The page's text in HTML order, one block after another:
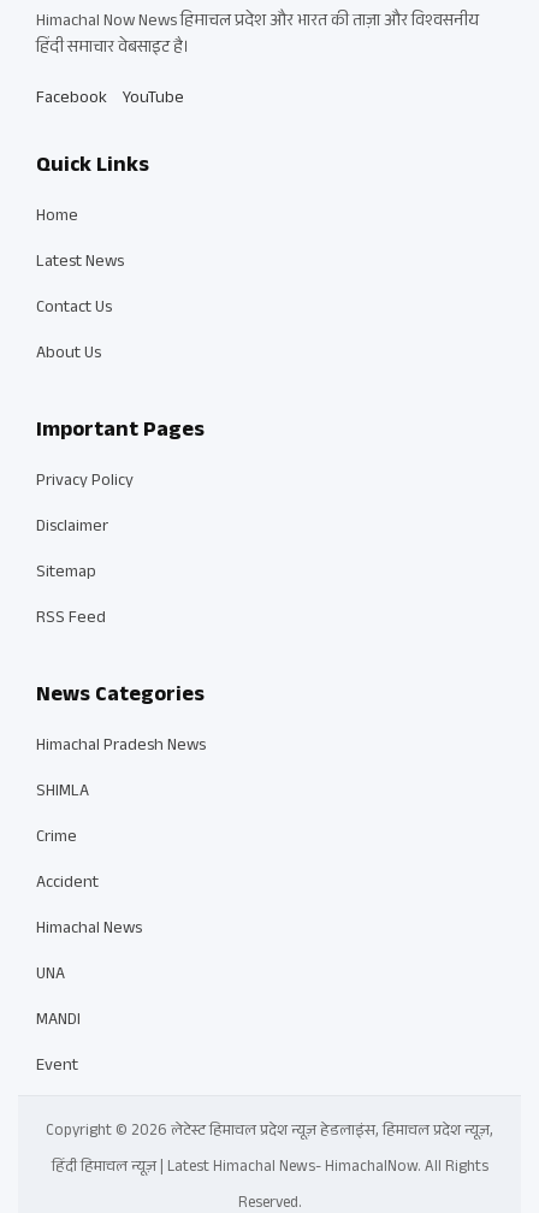
Himachal Now News हिमाचल प्रदेश और भारत की ताज़ा और विश्वसनीय
हिंदी समाचार वेबसाइट है।
Facebook YouTube
Quick Links
Home
Latest News
Contact Us
About Us
Important Pages
Privacy Policy
Disclaimer
Sitemap
RSS Feed
News Categories
Himachal Pradesh News
SHIMLA
Crime
Accident
Himachal News
UNA
MANDI
Event
Copyright © 2026 लेटेस्ट हिमाचल प्रदेश न्यूज़ हेडलाइंस, हिमाचल प्रदेश न्यूज़,
हिंदी हिमाचल न्यूज़ | Latest Himachal News- HimachalNow. All Rights
Reserved.